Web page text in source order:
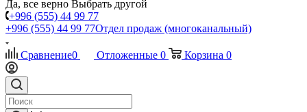
Да, все верно Выбрать другой
+996 (555) 44 99 77
+996 (555) 44 99 77Отдел продаж (многоканальный)
Сравнение0 Отложенные 0 Корзина 0